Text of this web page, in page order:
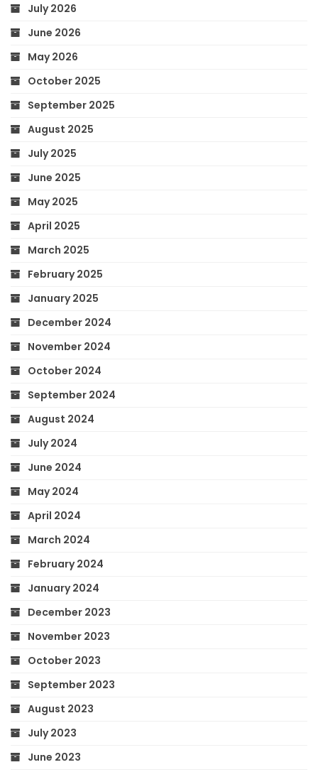
July 2026
June 2026
May 2026
October 2025
September 2025
August 2025
July 2025
June 2025
May 2025
April 2025
March 2025
February 2025
January 2025
December 2024
November 2024
October 2024
September 2024
August 2024
July 2024
June 2024
May 2024
April 2024
March 2024
February 2024
January 2024
December 2023
November 2023
October 2023
September 2023
August 2023
July 2023
June 2023